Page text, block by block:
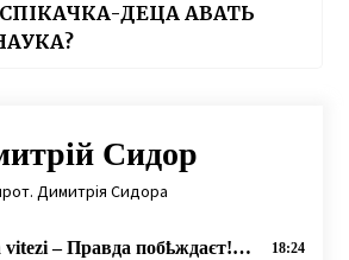
ДЕЦА АВАТЬ
Сидор
Димитрія Сидора
“Pravda vitezі – Правда побҍждаєт!“ – Круглый стол русинов в Пражському Градҍ 03.09.2019 18:24